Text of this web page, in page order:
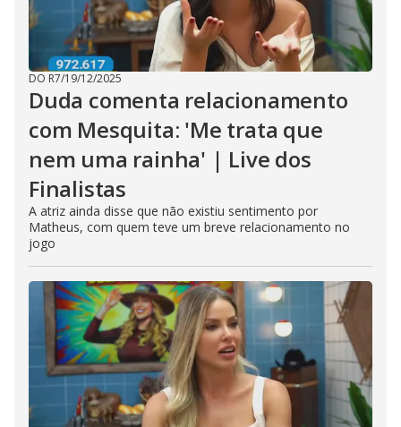
DO R7/19/12/2025
Duda comenta relacionamento
com Mesquita: 'Me trata que
nem uma rainha' | Live dos
Finalistas
A atriz ainda disse que não existiu sentimento por
Matheus, com quem teve um breve relacionamento no
jogo